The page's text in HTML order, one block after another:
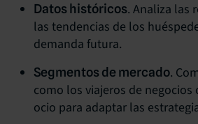
Datos históricos. Analiza las
las tendencias de los
demanda futura.
Segmentos de mercado.
como los viajeros de negocios
ocio para adaptar las